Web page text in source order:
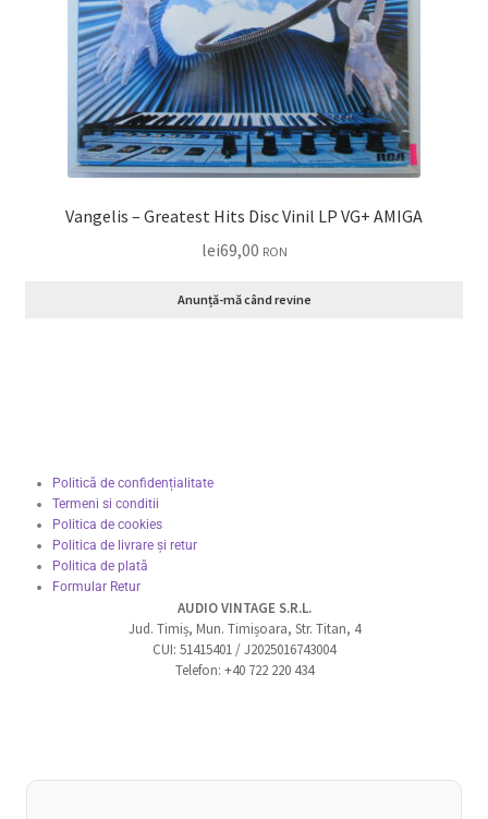
Vangelis – Greatest Hits Disc Vinil LP VG+ AMIGA
lei69,00 RON
Anunță-mă când revine
Politică de confidențialitate
Termeni si conditii
Politica de cookies
Politica de livrare și retur
Politica de plată
Formular Retur
AUDIO VINTAGE S.R.L.
Jud. Timiș, Mun. Timișoara, Str. Titan, 4
CUI: 51415401 / J2025016743004
Telefon: +40 722 220 434